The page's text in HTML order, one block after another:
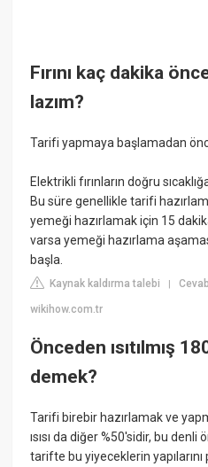
Fırını kaç dakika
lazım?
Tarifi yapmaya başlamadan önce
Elektrikli fırınların doğru
Bu süre genellikle tarifi
yemeği hazırlamak için 15
varsa yemeği hazırlama
başla.
Kaynak kaldırma talebi |
wikihow.com.tr
Önceden ısıtılmış
demek?
Tarifi birebir hazırlamak ve
ısısı da diğer %50'sidir, bu
tarifte bu yiyeceklerin